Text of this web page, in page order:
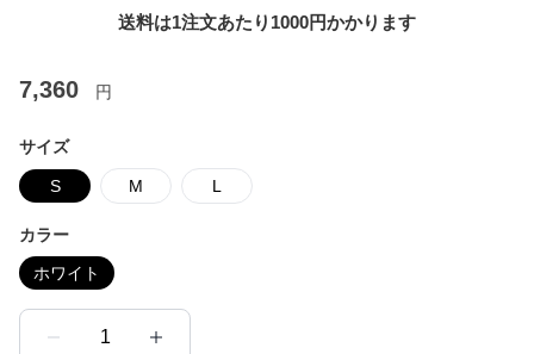
送料は1注文あたり 1000円かかります
7,360 円
サイズ
S M L
カラー
ホワイト
1